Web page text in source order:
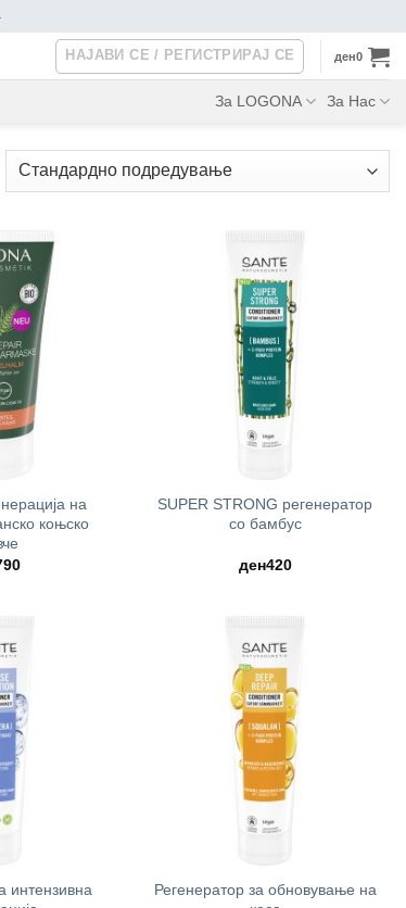
НАЈАВИ СЕ / РЕГИСТРИРАЈ СЕ ден0
За LOGONA За Нас
на
коњско
SUPER STRONG регенератор
со бамбус
ден420
интензивна
Регенератор за обновување на